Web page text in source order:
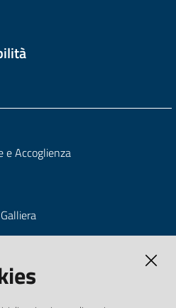
e Accoglienza